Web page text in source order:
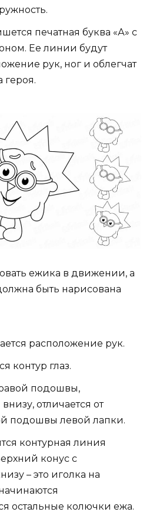
печатная буква «А» с
Ее линии будут
рук, ног и облегчат
героя.
ежика в движении, а
быть нарисована
расположение рук.
контур глаз.
подошвы,
отличается от
подошвы левой лапки.
контурная линия
конус с
– это иголка на
остальные колючки ежа.